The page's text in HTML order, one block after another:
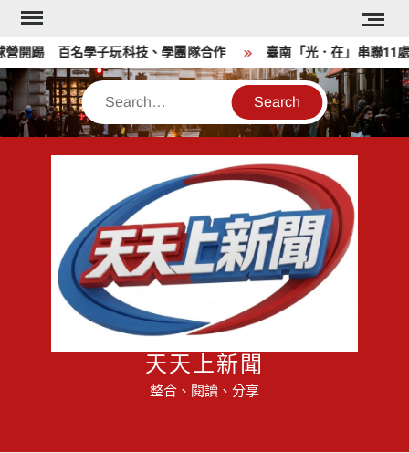
Skip
content
開踢 百名學子玩科技、學團隊合作 臺南「光．在」串聯11
Search
天天上新聞
整合、閱讀、分享